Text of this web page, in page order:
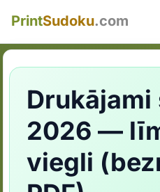
PrintSudoku.com
Drukājami
2026 —
viegli